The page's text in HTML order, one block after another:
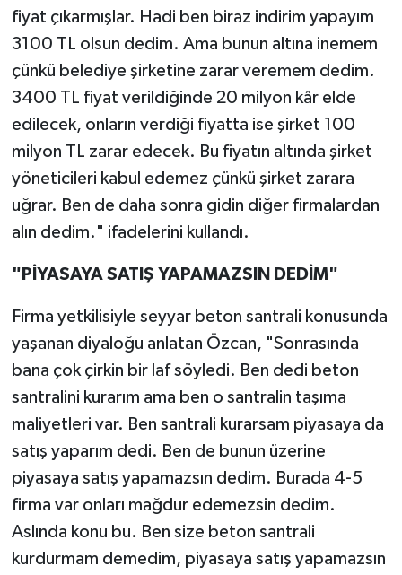
fiyat çıkarmışlar. Hadi ben biraz indirim yapayım
3100 TL olsun dedim. Ama bunun altına inemem
çünkü belediye şirketine zarar veremem dedim.
3400 TL fiyat verildiğinde 20 milyon kâr elde
edilecek, onların verdiği fiyatta ise şirket 100
milyon TL zarar edecek. Bu fiyatın altında şirket
yöneticileri kabul edemez çünkü şirket zarara
uğrar. Ben de daha sonra gidin diğer firmalardan
alın dedim." ifadelerini kullandı.
"PİYASAYA SATIŞ YAPAMAZSIN DEDİM"
Firma yetkilisiyle seyyar beton santrali konusunda
yaşanan diyaloğu anlatan Özcan, "Sonrasında
bana çok çirkin bir laf söyledi. Ben dedi beton
santralini kurarım ama ben o santralin taşıma
maliyetleri var. Ben santrali kurarsam piyasaya da
satış yaparım dedi. Ben de bunun üzerine
piyasaya satış yapamazsın dedim. Burada 4-5
firma var onları mağdur edemezsin dedim.
Aslında konu bu. Ben size beton santrali
kurdurmam demedim, piyasaya satış yapamazsın